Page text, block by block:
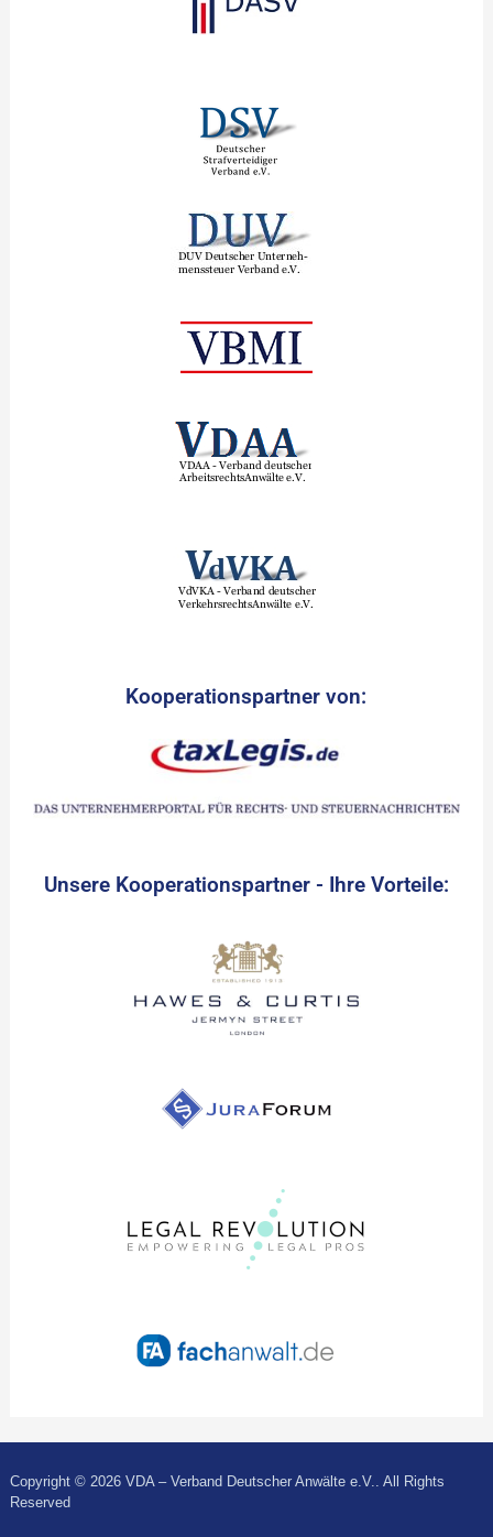
Kooperationspartner von:
Unsere Kooperationspartner - Ihre Vorteile:
Copyright © 2026 VDA – Verband Deutscher Anwälte e.V.. All Rights
Reserved